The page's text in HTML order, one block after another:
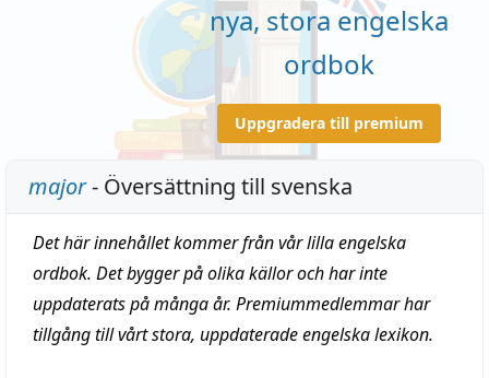
nya, stora engelska
ordbok
Uppgradera till premium
major- Översättning till svenska
Det här innehållet kommer från vår lilla engelska
ordbok. Det bygger på olika källor och har inte
uppdaterats på många år. Premiummedlemmar har
tillgång till vårt stora, uppdaterade engelska lexikon.